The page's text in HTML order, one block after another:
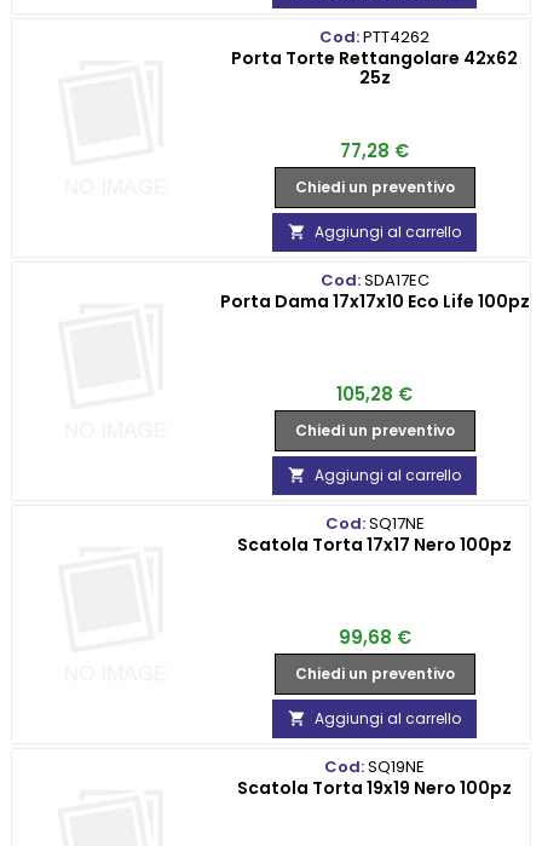
Cod:PTT4262
Porta Torte Rettangolare 42x62
25z
Prezzo
77,28 €
Chiedi un preventivo
 Aggiungi al carrello
Cod:SDA17EC
Porta Dama 17x17x10 Eco Life 100pz
Prezzo
105,28 €
Chiedi un preventivo
 Aggiungi al carrello
Cod:SQ17NE
Scatola Torta 17x17 Nero 100pz
Prezzo
99,68 €
Chiedi un preventivo
 Aggiungi al carrello
Cod:SQ19NE
Scatola Torta 19x19 Nero 100pz